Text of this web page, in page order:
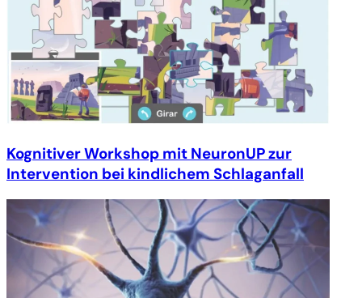
Kognitiver Workshop mit NeuronUP zur
Intervention bei kindlichem Schlaganfall